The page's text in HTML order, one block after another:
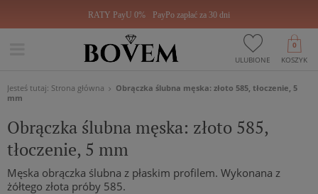
RATY PayU 0% PayPo zapłać za 30 dni
ULUBIONE KOSZYK
0
Jesteś tutaj: Strona główna
Obrączka ślubna męska: złoto 585, tłoczenie, 5
mm
Obrączka ślubna męska: złoto 585,
tłoczenie, 5 mm
Męska obrączka ślubna z płaskim profilem. Wykonana z
żółtego złota próby 585.